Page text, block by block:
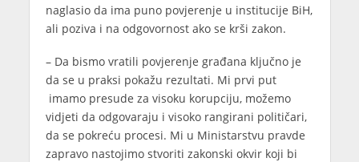
naglasio da ima puno povjerenje u institucije BiH,
ali poziva i na odgovornost ako se krši zakon.
– Da bismo vratili povjerenje građana ključno je
da se u praksi pokažu rezultati. Mi prvi put
imamo presude za visoku korupciju, možemo
vidjeti da odgovaraju i visoko rangirani političari,
da se pokreću procesi. Mi u Ministarstvu pravde
zapravo nastojimo stvoriti zakonski okvir koji bi